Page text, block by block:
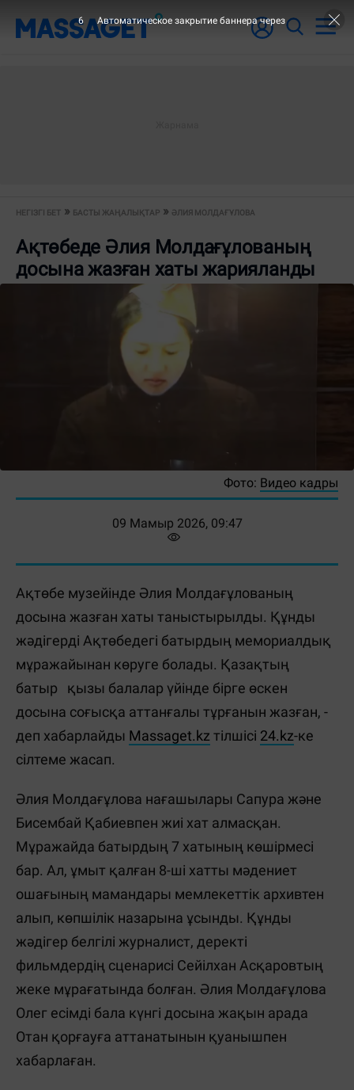
НЕГІЗГІ БЕТ БАСТЫ ЖАҢАЛЫҚТАР ӘЛИЯ МОЛДАҒҰЛОВА
Ақтөбеде Әлия Молдағұлованың
досына жазған хаты жарияланды
Фото: Видео кадры
09 Мамыр 2026, 09:47
Ақтөбе музейінде Әлия Молдағұлованың
досына жазған хаты таныстырылды. Құнды
жәдігерді Ақтөбедегі батырдың мемориалдық
мұражайынан көруге болады. Қазақтың
батыр қызы балалар үйінде бірге өскен
досына соғысқа аттанғалы тұрғанын жазған, -
деп хабарлайды Massaget.kz тілшісі 24.kz-ке
сілтеме жасап.
Әлия Молдағұлова нағашылары Сапура және
Бисембай Қабиевпен жиі хат алмасқан.
Мұражайда батырдың 7 хатының көшірмесі
бар. Ал, ұмыт қалған 8-ші хатты мәдениет
ошағының мамандары мемлекеттік архивтен
алып, көпшілік назарына ұсынды. Құнды
жәдігер белгілі журналист, деректі
фильмдердің сценарисі Сейілхан Асқаровтың
жеке мұрағатында болған. Әлия Молдағұлова
Олег есімді бала күнгі досына жақын арада
Отан қорғауға аттанатынын қуанышпен
хабарлаған.
5 Автоматическое закрытие баннера через